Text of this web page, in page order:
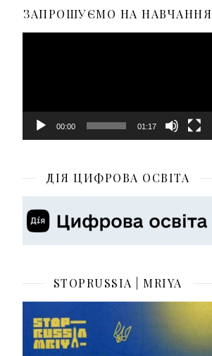
ЗАПРОШУЄМО НА НАВЧАННЯ
00:00 01:17
ДІЯ ЦИФРОВА ОСВІТА
STOPRUSSIA | MRIYA